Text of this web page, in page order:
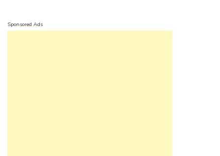
Sponsored Ads